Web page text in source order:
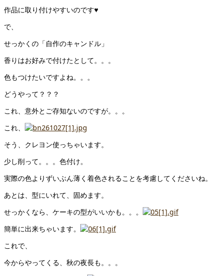
作品に取り付けやすいのです♥
で、
せっかくの「自作のキャンドル」
香りはお好みで付けたとして。。。
色もつけたいですよね。。。
どうやって？？？
これ、意外とご存知ないのですが。。。
これ、
そう、クレヨン使っちゃいます。
少し削って。。。色付け。
実際の色よりずいぶん薄く着色されることを考慮してくださいね。
あとは、型にいれて、固めます。
せっかくなら、ケーキの型がいいかも。。。
簡単に出来ちゃいます。
これで、
今からやってくる、秋の夜長も。。。